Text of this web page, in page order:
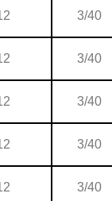
3/40
3/40
3/40
3/40
3/40